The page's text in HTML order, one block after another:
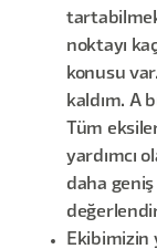
noktayı
konusu
kaldım. A
Tüm
yardımcı
daha
Ekibimizin